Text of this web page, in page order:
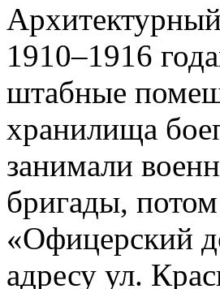
1910–1916
штабные
хранилища
занимали
бригады,
«Офицерский
адресу ул.